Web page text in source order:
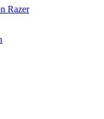
Razer